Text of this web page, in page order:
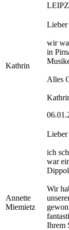
Kathrin
Lieber
wir
in
Alles
Annette
Miemietz
Lieber
ich
war
Wir
Ihrem